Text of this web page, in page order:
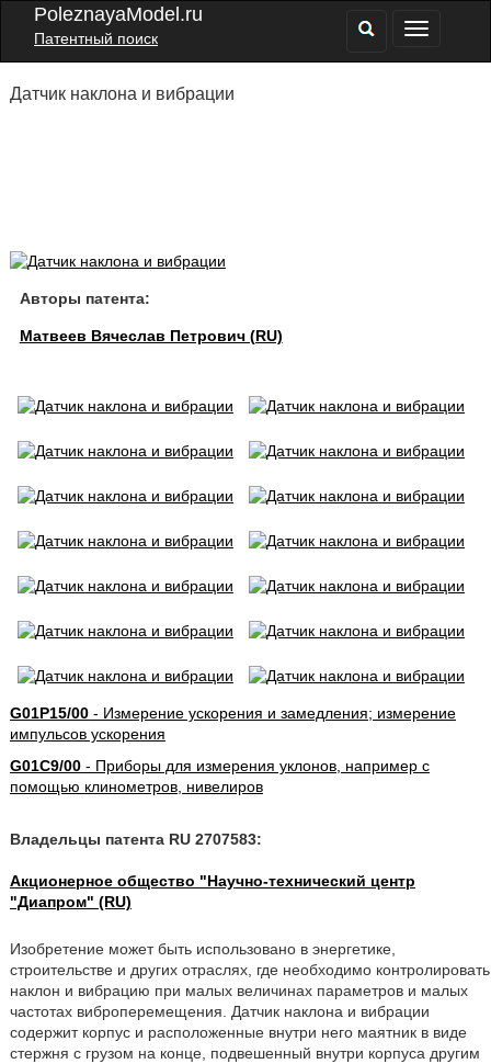
PoleznayaModel.ru
Патентный поиск
Датчик наклона и вибрации
Авторы патента:
Матвеев Вячеслав Петрович (RU)
G01P15/00- Измерение ускорения и замедления; измерение
импульсов ускорения
G01C9/00- Приборы для измерения уклонов, например с
помощью клинометров, нивелиров
Владельцы патента RU 2707583:
Акционерное общество "Научно-технический центр
"Диапром" (RU)
Изобретение может быть использовано в энергетике,
строительстве и других отраслях, где необходимо контролировать
наклон и вибрацию при малых величинах параметров и малых
частотах виброперемещения. Датчик наклона и вибрации
содержит корпус и расположенные внутри него маятник в виде
стержня с грузом на конце, подвешенный внутри корпуса другим